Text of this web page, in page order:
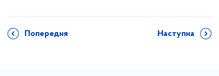
Попередня Наступна